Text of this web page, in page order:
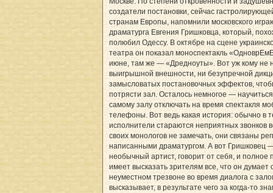
создатели постановки, сейчас
странам Европы, напомнили московского
драматурга Евгения Гришковца, который,
полюбил Одессу. В октябре на сцене
театра он показал моноспектакль
июне, там же — «Дредноуты». Вот уж кому не
выигрышной внешности, ни безупречной
замысловатых постановочных эффектов,
потрясти зал. Осталось немногое —
самому залу отключать на время спектакля
телефоны. Вот ведь какая история: обычно в
исполнители стараются неприятных звонков
своих монологов не замечать, они связаны
написанными драматургом. А вот Гришковец
необычный артист, говорит от себя, и полное
имеет высказать зрителям все, что он думает
неуместном трезвоне во время диалога с
высказывает, в результате чего за когда-то